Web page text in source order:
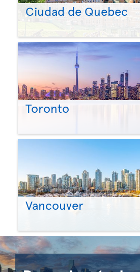
Ciudad de Quebec
Toronto
Vancouver